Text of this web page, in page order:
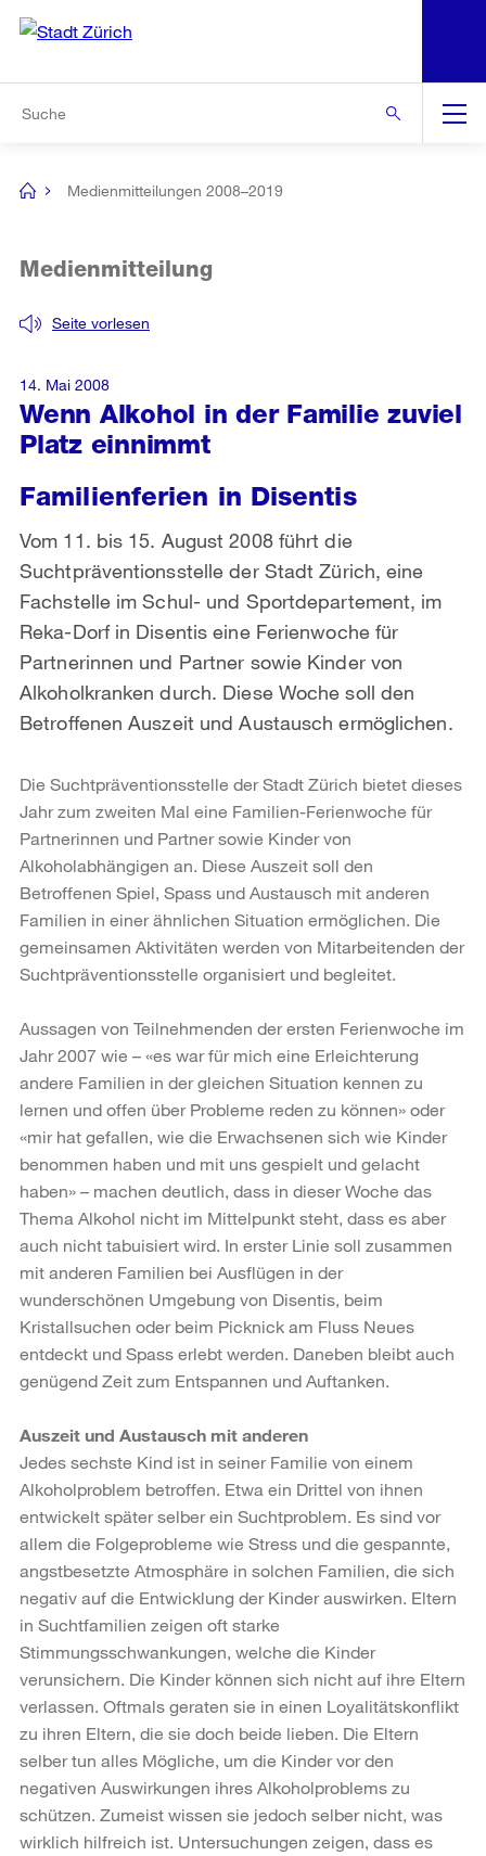
Navigation
[no
Medienmitteilungen 2008–2019
Wenn Alkohol in der Familie zuviel
Platz einnimmt
Seite vorlesen
Medienmitteilung
Familienferien in Disentis
Vom 11. bis 15. August 2008 führt die
Suchtpräventionsstelle der Stadt Zürich, eine
Fachstelle im Schul- und Sportdepartement, im
Reka-Dorf in Disentis eine Ferienwoche für
Partnerinnen und Partner sowie Kinder von
Alkoholkranken durch. Diese Woche soll den
Betroffenen Auszeit und Austausch ermöglichen.
14. Mai 2008
Die Suchtpräventionsstelle der Stadt Zürich bietet dieses
Jahr zum zweiten Mal eine Familien-Ferienwoche für
Partnerinnen und Partner sowie Kinder von
Alkoholabhängigen an. Diese Auszeit soll den
Betroffenen Spiel, Spass und Austausch mit anderen
Familien in einer ähnlichen Situation ermöglichen. Die
gemeinsamen Aktivitäten werden von Mitarbeitenden der
Suchtpräventionsstelle organisiert und begleitet.
Aussagen von Teilnehmenden der ersten Ferienwoche im
Jahr 2007 wie – «es war für mich eine Erleichterung
andere Familien in der gleichen Situation kennen zu
lernen und offen über Probleme reden zu können» oder
«mir hat gefallen, wie die Erwachsenen sich wie Kinder
benommen haben und mit uns gespielt und gelacht
haben» – machen deutlich, dass in dieser Woche das
Thema Alkohol nicht im Mittelpunkt steht, dass es aber
auch nicht tabuisiert wird. In erster Linie soll zusammen
mit anderen Familien bei Ausflügen in der
wunderschönen Umgebung von Disentis, beim
Kristallsuchen oder beim Picknick am Fluss Neues
entdeckt und Spass erlebt werden. Daneben bleibt auch
genügend Zeit zum Entspannen und Auftanken.
Auszeit und Austausch mit anderen
Jedes sechste Kind ist in seiner Familie von einem
Alkoholproblem betroffen. Etwa ein Drittel von ihnen
entwickelt später selber ein Suchtproblem. Es sind vor
allem die Folgeprobleme wie Stress und die gespannte,
angstbesetzte Atmosphäre in solchen Familien, die sich
negativ auf die Entwicklung der Kinder auswirken. Eltern
in Suchtfamilien zeigen oft starke
Stimmungsschwankungen, welche die Kinder
verunsichern. Die Kinder können sich nicht auf ihre Eltern
verlassen. Oftmals geraten sie in einen Loyalitätskonflikt
zu ihren Eltern, die sie doch beide lieben. Die Eltern
selber tun alles Mögliche, um die Kinder vor den
negativen Auswirkungen ihres Alkoholproblems zu
schützen. Zumeist wissen sie jedoch selber nicht, was
wirklich hilfreich ist. Untersuchungen zeigen, dass es